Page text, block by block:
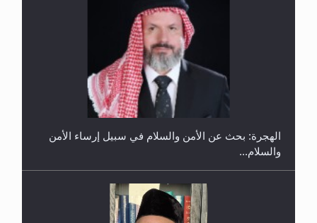
إتمام حفظ القرآن الكريم لثلاثة طلاب من مدرسة الحفظ
الهجرة: بحث عن الأمن والسلام في سبيل إرساء الأمن
والسلام...